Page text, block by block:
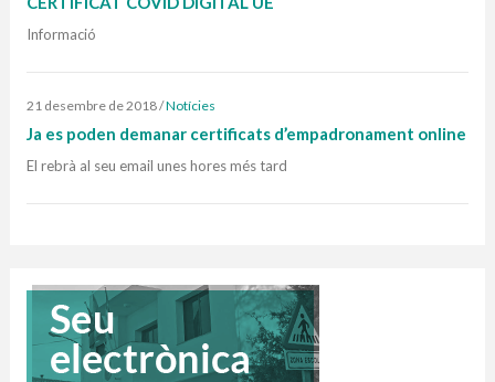
Informació
21 desembre de 2018/Notícies
Ja es poden demanar certificats d’empadronament online
El rebrà al seu email unes hores més tard